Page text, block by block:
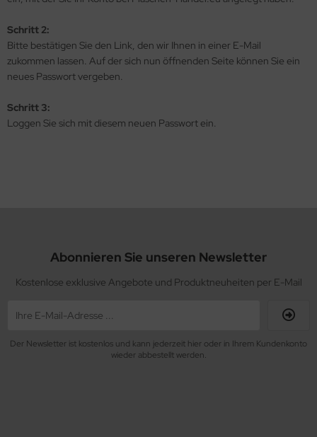
Schritt 2:
Bitte bestätigen Sie den Link, den wir Ihnen in einer E-Mail
zukommen lassen. Auf der sich nun öffnenden Seite können Sie ein
neues Passwort vergeben.
Schritt 3:
Loggen Sie sich mit diesem neuen Passwort ein.
Abonnieren Sie unseren Newsletter
Kostenlose exklusive Angebote und Produktneuheiten per E-Mail
Der Newsletter ist kostenlos und kann jederzeit hier oder in Ihrem Kundenkonto
wieder abbestellt werden.